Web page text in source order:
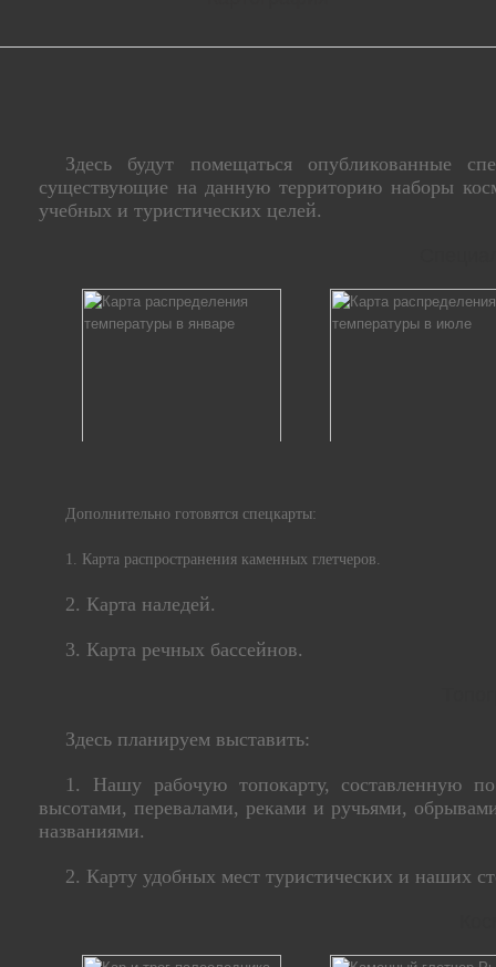
Здесь будут помещаться опубликованные
существующие на данную территорию наборы
учебных и туристических целей.
Дополнительно готовятся спецкарты:
1. Карта распространения каменных глетчеров.
2. Карта наледей.
3. Карта речных бассейнов.
Здесь планируем выставить:
1. Нашу рабочую топокарту, составленную
высотами, перевалами, реками и ручьями,
названиями.
2. Карту удобных мест туристических и наших